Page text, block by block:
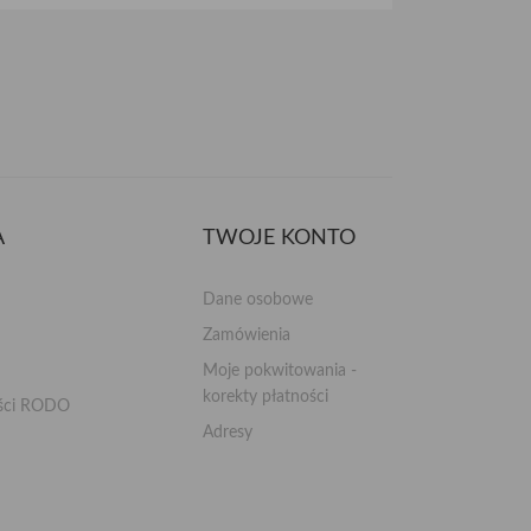
RODO
TWOJE KONTO
Dane osobowe
Zamówienia
Moje pokwitowania -
korekty płatności
Adresy